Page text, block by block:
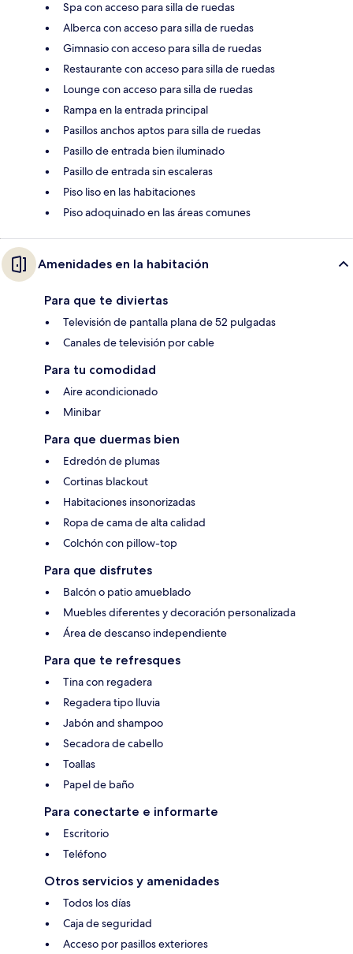
Spa con acceso para silla de ruedas
Alberca con acceso para silla de ruedas
Gimnasio con acceso para silla de ruedas
Restaurante con acceso para silla de ruedas
Lounge con acceso para silla de ruedas
Rampa en la entrada principal
Pasillos anchos aptos para silla de ruedas
Pasillo de entrada bien iluminado
Pasillo de entrada sin escaleras
Piso liso en las habitaciones
Piso adoquinado en las áreas comunes
Amenidades en la habitación
Para que te diviertas
Televisión de pantalla plana de 52 pulgadas
Canales de televisión por cable
Para tu comodidad
Aire acondicionado
Minibar
Para que duermas bien
Edredón de plumas
Cortinas blackout
Habitaciones insonorizadas
Ropa de cama de alta calidad
Colchón con pillow-top
Para que disfrutes
Balcón o patio amueblado
Muebles diferentes y decoración personalizada
Área de descanso independiente
Para que te refresques
Tina con regadera
Regadera tipo lluvia
Jabón and shampoo
Secadora de cabello
Toallas
Papel de baño
Para conectarte e informarte
Escritorio
Teléfono
Otros servicios y amenidades
Todos los días
Caja de seguridad
Acceso por pasillos exteriores